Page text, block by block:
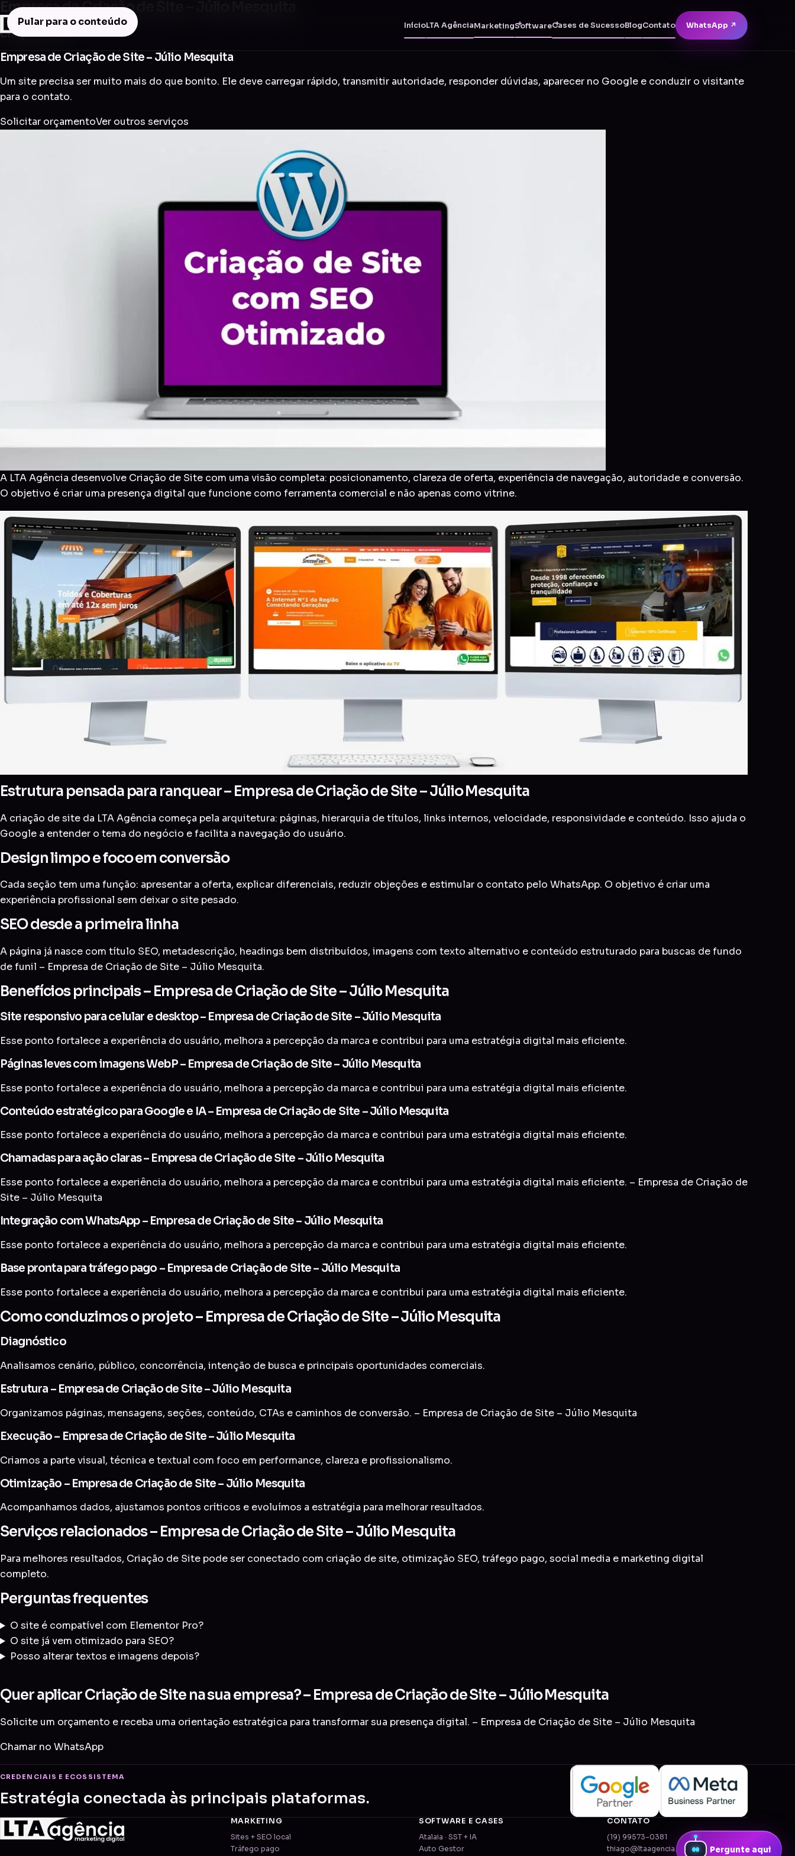
Pular para o conteúdo InícioLTA AgênciaMarketingSoftwareCases de SucessoBlogContato WhatsApp ↗
Empresa de Criação de Site – Júlio Mesquita
Criação de Site
Empresa de Criação de Site – Júlio Mesquita
Um site precisa ser muito mais do que bonito. Ele deve carregar rápido, transmitir autoridade, responder dúvidas, aparecer no Google e conduzir o visitante
para o contato.
Solicitar orçamentoVer outros serviços
A LTA Agência desenvolve Criação de Site com uma visão completa: posicionamento, clareza de oferta, experiência de navegação, autoridade e conversão.
O objetivo é criar uma presença digital que funcione como ferramenta comercial e não apenas como vitrine.
Estrutura pensada para ranquear – Empresa de Criação de Site – Júlio Mesquita
A criação de site da LTA Agência começa pela arquitetura: páginas, hierarquia de títulos, links internos, velocidade, responsividade e conteúdo. Isso ajuda o
Google a entender o tema do negócio e facilita a navegação do usuário.
Design limpo e foco em conversão
Cada seção tem uma função: apresentar a oferta, explicar diferenciais, reduzir objeções e estimular o contato pelo WhatsApp. O objetivo é criar uma
experiência profissional sem deixar o site pesado.
SEO desde a primeira linha
A página já nasce com título SEO, metadescrição, headings bem distribuídos, imagens com texto alternativo e conteúdo estruturado para buscas de fundo
de funil – Empresa de Criação de Site – Júlio Mesquita.
Benefícios principais – Empresa de Criação de Site – Júlio Mesquita
Site responsivo para celular e desktop – Empresa de Criação de Site – Júlio Mesquita
Esse ponto fortalece a experiência do usuário, melhora a percepção da marca e contribui para uma estratégia digital mais eficiente.
Páginas leves com imagens WebP – Empresa de Criação de Site – Júlio Mesquita
Esse ponto fortalece a experiência do usuário, melhora a percepção da marca e contribui para uma estratégia digital mais eficiente.
Conteúdo estratégico para Google e IA – Empresa de Criação de Site – Júlio Mesquita
Esse ponto fortalece a experiência do usuário, melhora a percepção da marca e contribui para uma estratégia digital mais eficiente.
Chamadas para ação claras – Empresa de Criação de Site – Júlio Mesquita
Esse ponto fortalece a experiência do usuário, melhora a percepção da marca e contribui para uma estratégia digital mais eficiente. – Empresa de Criação de
Site – Júlio Mesquita
Integração com WhatsApp – Empresa de Criação de Site – Júlio Mesquita
Esse ponto fortalece a experiência do usuário, melhora a percepção da marca e contribui para uma estratégia digital mais eficiente.
Base pronta para tráfego pago – Empresa de Criação de Site – Júlio Mesquita
Esse ponto fortalece a experiência do usuário, melhora a percepção da marca e contribui para uma estratégia digital mais eficiente.
Como conduzimos o projeto – Empresa de Criação de Site – Júlio Mesquita
Diagnóstico
Analisamos cenário, público, concorrência, intenção de busca e principais oportunidades comerciais.
Estrutura – Empresa de Criação de Site – Júlio Mesquita
Organizamos páginas, mensagens, seções, conteúdo, CTAs e caminhos de conversão. – Empresa de Criação de Site – Júlio Mesquita
Execução – Empresa de Criação de Site – Júlio Mesquita
Criamos a parte visual, técnica e textual com foco em performance, clareza e profissionalismo.
Otimização – Empresa de Criação de Site – Júlio Mesquita
Acompanhamos dados, ajustamos pontos críticos e evoluímos a estratégia para melhorar resultados.
Serviços relacionados – Empresa de Criação de Site – Júlio Mesquita
Para melhores resultados, Criação de Site pode ser conectado com criação de site, otimização SEO, tráfego pago, social media e marketing digital
completo.
Perguntas frequentes
O site é compatível com Elementor Pro?
O site já vem otimizado para SEO?
Posso alterar textos e imagens depois?
Quer aplicar Criação de Site na sua empresa? – Empresa de Criação de Site – Júlio Mesquita
Solicite um orçamento e receba uma orientação estratégica para transformar sua presença digital. – Empresa de Criação de Site – Júlio Mesquita
Chamar no WhatsApp
CREDENCIAIS E ECOSSISTEMA
Estratégia conectada às principais plataformas.
MARKETING
Sites + SEO local
Tráfego pago
SOFTWARE E CASES
Atalaia · SST + IA
Auto Gestor
CONTATO
(19) 99573-0381
thiago@ltaagencia.com.br
Pergunte aqui